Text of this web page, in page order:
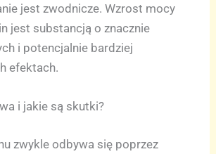
jest zwodnicze. Wzrost mocy
jest substancją o znacznie
i potencjalnie bardziej
efektach.
i jakie są skutki?
zwykle odbywa się poprzez